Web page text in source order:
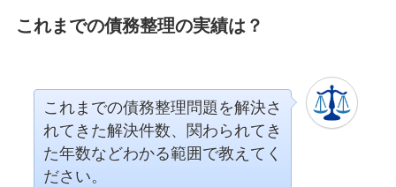
これまでの債務整理の実績は？
これまでの債務整理問題を解決さ
れてきた解決件数、関わられてき
た年数などわかる範囲で教えてく
ださい。